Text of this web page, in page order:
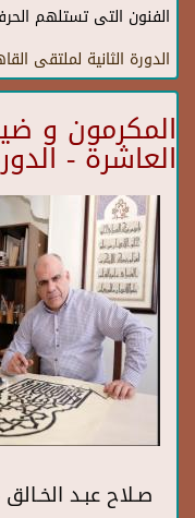
الفنون التى تستلهم
الدورة الثانية لملتقى
المكرمون و
العاشرة -
صـلاح عبـد